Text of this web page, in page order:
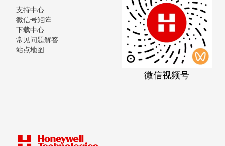
支持中心
微信号矩阵
下载中心
常见问题解答
站点地图
微信视频号